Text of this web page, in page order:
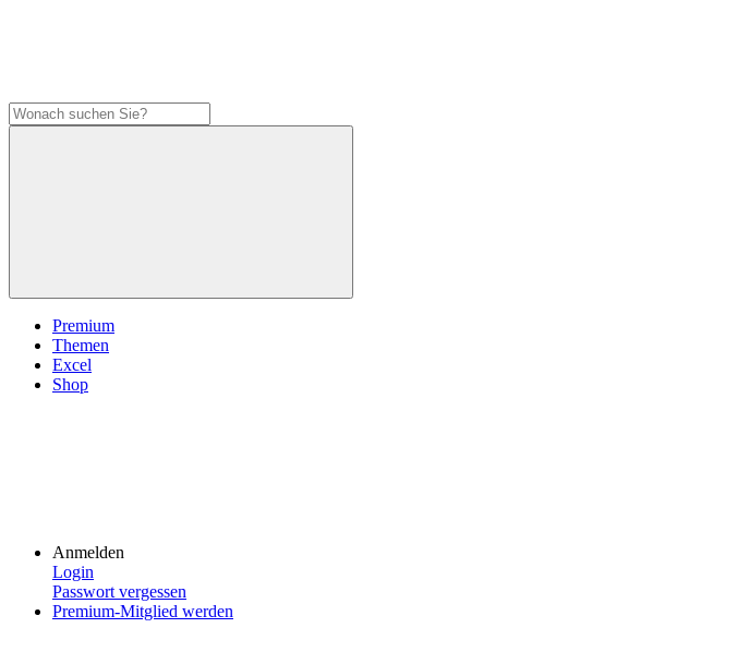
Premium
Themen
Excel
Shop
Anmelden
Login
Passwort vergessen
Premium-Mitglied werden